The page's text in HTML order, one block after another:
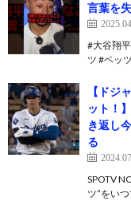
言葉を
#大谷翔
ツ #ベッ
【ドジ
ット！
き返し
る
SPOTV
ツ”をい